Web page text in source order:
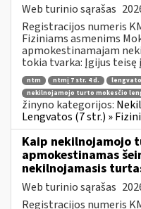
Web turinio sąrašas
Registracijos numeris
Fiziniams asmenims
apmokestinamajam
tokia tvarka: Įgijus teisę
ntm ntmį 7 str. 4 d.
nekilnojamojo turto mokesčio
žinyno kategorijos:
Lengvatos (7 str.) »
Kaip nekilnojamojo
apmokestinamas
nekilnojamasis
Web turinio sąrašas
Registracijos numeris